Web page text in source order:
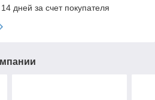
дней за счет покупателя